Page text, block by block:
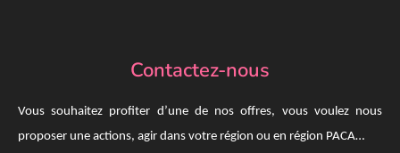
Contactez-nous
Vous souhaitez profiter d’une de nos offres, vous voulez nous
proposer une actions, agir dans votre région ou en région PACA…